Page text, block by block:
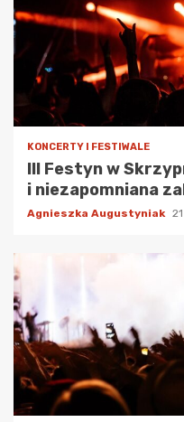
KONCERTY I FESTIWALE
III Festyn w
i niezapomniana
Agnieszka Augustyniak